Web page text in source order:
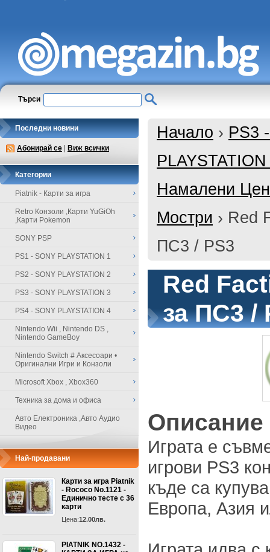
Търси
Последни новини
Абонирай се Виж всички
Категории
Piatnik - Карти за игра
Retro Конзоли ,Карти YuGiOh
,Карти Pokemon
SONY PSP
PS1 - SONY PLAYSTATION 1
PS2 - SONY PLAYSTATION 2
PS3 - SONY PLAYSTATION 3
PS4 - SONY PLAYSTATION 4
Nintendo Wii , Nintendo DS ,
Nintendo GameBoy
Nintendo Switch # Аксесоари •
Оригинални Игри и Конзоли
Microsoft Xbox , Xbox360
Техника за дома и офиса
Авто Електроника ,Авто Аудио
Видео
Най-продавани
Карти за игра Piatnik
- Rococo No.1121 -
Единично тесте с 36
карти
Цена:12.00лв.
PIATNIK NO.1432 -
Начало › PS3
Намалени
Мостри › Red
ПС3 / PS3
Red
за ПС3 /
Описание
Играта е
игрови PS3
къде са
Европа, Азия